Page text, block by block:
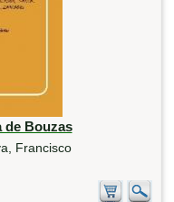
de Bouzas
Francisco